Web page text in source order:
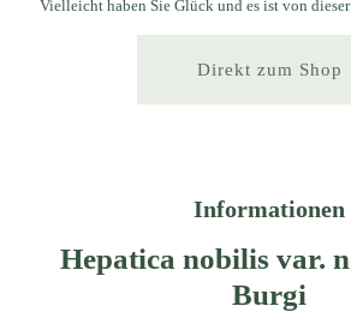
Vielleicht haben Sie Glück und es ist von
Direkt zum Shop
Informationen
Hepatica nobilis var.
Burgi